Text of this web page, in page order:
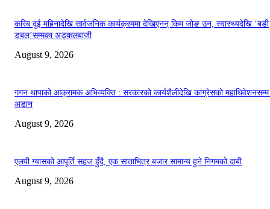
करिब दुई महिनादेखि सार्वजनिक कार्यक्रममा देखिएनन् किम जोङ उन, स्वास्थ्यदेखि ‘बडी
डबल’सम्मका अड्कलबाजी
August 9, 2026
गगन थापाको आक्रामक अभिव्यक्ति : सरकारको कार्यशैलीदेखि कांग्रेसको
अडान
August 9, 2026
एलपी ग्यासको आपूर्ति सहज हुँदै, एक साताभित्र बजार सामान्य हुने निगमको दाबी
August 9, 2026